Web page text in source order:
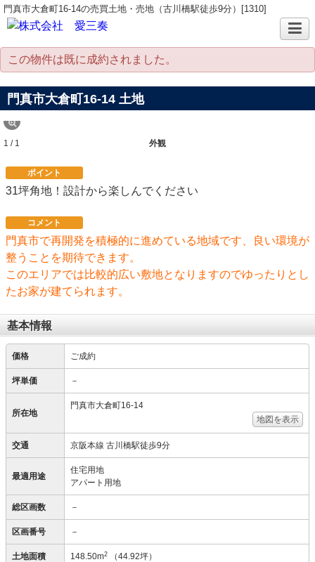
門真市大倉町16-14の売買土地・売地（古川橋駅徒歩9分）[1310]
この物件は既に成約されました。
門真市大倉町16-14 土地
外観
1 / 1
ポイント
31坪角地！設計から楽しんでください
コメント
門真市で再開発を積極的に進めている地域です、良い環境が
整うことを期待できます。
このエリアでは比較的広い敷地となりますのでゆったりとし
たお家が建てられます。
基本情報
価格 ご成約
坪単価 －
所在地
門真市大倉町16-14
地図を表示
交通 京阪本線 古川橋駅徒歩9分
最適用途
住宅用地
アパート用地
総区画数 －
区画番号 －
土地面積 148.50m2 （44.92坪）